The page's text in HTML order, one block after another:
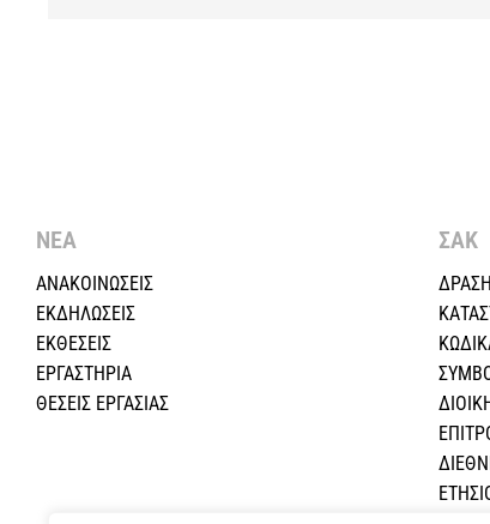
ΝΕΑ
ΑΝΑΚΟΙΝΩΣΕΙΣ
ΕΚΔΗΛΩΣΕΙΣ
ΕΚΘΕΣΕΙΣ
ΕΡΓΑΣΤΗΡΙΑ
ΘΕΣΕΙΣ ΕΡΓΑΣΙΑΣ
ΣΑΚ